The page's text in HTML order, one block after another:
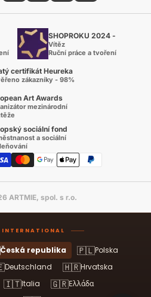
SHOPROKU 2024 -
Vítěz
Ruční práce a tvoření
certifikát Heureka
zákazníky - 98%
Art Awards
mezinárodní
sociální fond
a sociální
ARTMIE, spol. s r.o.
Česká republika 🇵🇱Polska
Deutschland 🇭🇷Hrvatska
🇮🇹Italia 🇬🇷Ελλάδα